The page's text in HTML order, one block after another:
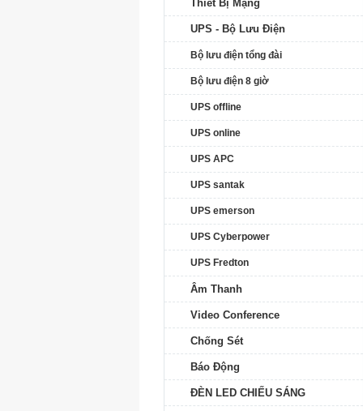
Thiết Bị Mạng
UPS - Bộ Lưu Điện
Bộ lưu điện tổng đài
Bộ lưu điện 8 giờ
UPS offline
UPS online
UPS APC
UPS santak
UPS emerson
UPS Cyberpower
UPS Fredton
Âm Thanh
Video Conference
Chống Sét
Báo Động
ĐÈN LED CHIẾU SÁNG